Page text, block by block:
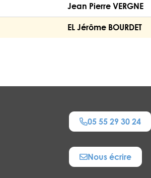
Jean Pierre VERGNE
EL Jérôme BOURDET
05 55 29 30 24
Nous écrire